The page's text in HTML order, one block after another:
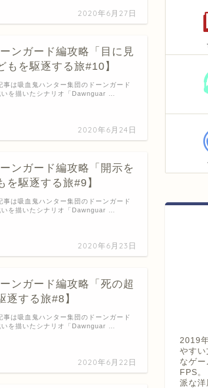
2020年6月27日
ンガード編攻略「目に見
もを駆逐する旅#10】
2020年6月24日
は吸血鬼ハンター集団のドーンガード
を描いたシナリオ「Dawnguar …
ンガード編攻略「開示を
を駆逐する旅#9】
2020年6月23日
は吸血鬼ハンター集団のドーンガード
を描いたシナリオ「Dawnguar …
ンガード編攻略「死の超
逐する旅#8】
2020年6月22日
は吸血鬼ハンター集団のドーンガード
を描いたシナリオ「Dawnguar …
2019
やすい
なゲ
FPS
派な洋